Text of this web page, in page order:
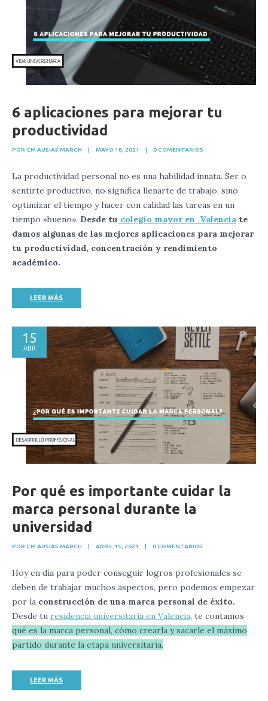
6 aplicaciones para mejorar tu
productividad
POR CM AUSIAS MARCH | MAYO 18, 2021 | 0 COMENTARIOS
La productividad personal no es una habilidad innata. Ser o
sentirte productivo, no significa llenarte de trabajo, sino
optimizar el tiempo y hacer con calidad las tareas en un
tiempo «bueno». Desde tu colegio mayor en Valencia te
damos algunas de las mejores aplicaciones para mejorar
tu productividad, concentración y rendimiento
académico.
LEER MÁS
15
ABR
Por qué es importante cuidar la
marca personal durante la
universidad
POR CM AUSIAS MARCH ABRIL 15, 2021 0 COMENTARIOS
Hoy en día para poder conseguir logros profesionales se
deben de trabajar muchos aspectos, pero podemos empezar
por la construcción de una marca personal de éxito.
Desde tu residencia universitaria en Valencia, te contamos
qué es la marca personal, cómo crearla y sacarle el máximo
partido durante la etapa universitaria.
LEER MÁS